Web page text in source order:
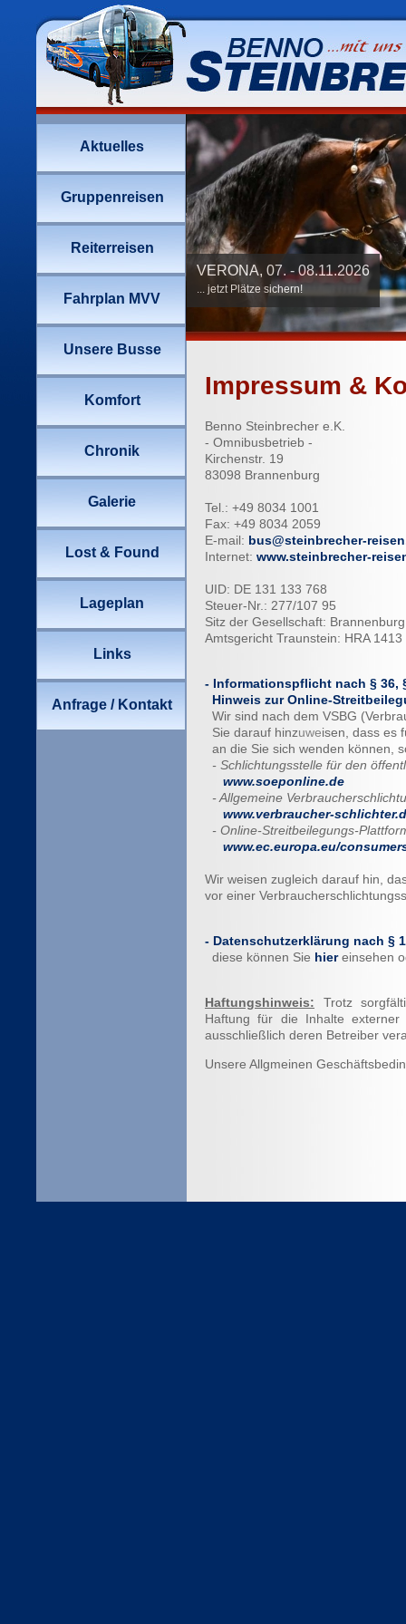
Impressum &
Benno Steinbrecher e.K.
- Omnibusbetrieb -
Kirchenstr. 19
83098 Brannenburg
Tel.: +49 8034 1001
Fax: +49 8034 2059
E-mail: bus@steinbrecher-
Internet: www.steinbrecher-
UID: DE 131 133 768
Steuer-Nr.: 277/107 95
Sitz der Gesellschaft:
Amtsgericht Traunstein: HRA 1413
- Informationspflicht nach § 36,
Hinweis zur Online-
Wir sind nach dem VSBG
Sie darauf hinzuweisen, dass es
an die Sie sich wenden können,
- Schlichtungsstelle für den
www.soeponline.de
- Allgemeine
www.verbraucher-
- Online-Streitbeilegungs-
www.ec.europa.eu/
Wir weisen zugleich darauf hin,
vor einer
- Datenschutzerklärung nach §
diese können Sie hier einsehen
Haftungshinweis: Trotz
Haftung für die Inhalte
ausschließlich deren Betreiber
Unsere Allgmeinen